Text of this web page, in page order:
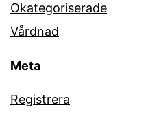
Okategoriserade
Vårdnad
Meta
Registrera